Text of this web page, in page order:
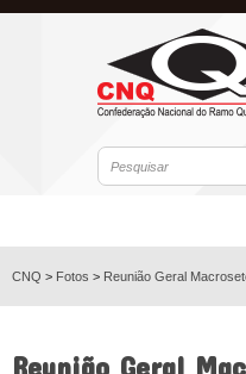
CNQ > Fotos > Reunião Geral
Reunião Geral